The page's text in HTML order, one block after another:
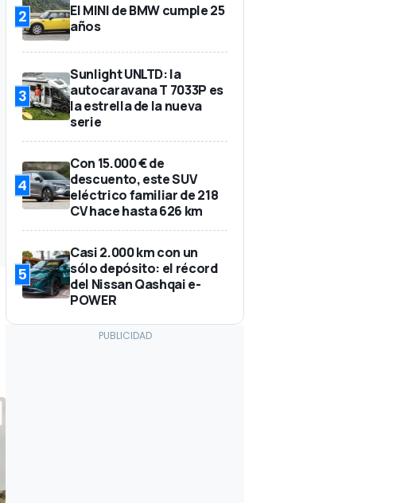
2
El MINI de BMW cumple 25
años
3
Sunlight UNLTD: la
autocaravana T 7033P es
la estrella de la nueva
serie
4
Con 15.000 € de
descuento, este SUV
eléctrico familiar de 218
CV hace hasta 626 km
5
Casi 2.000 km con un
sólo depósito: el récord
del Nissan Qashqai e-
POWER